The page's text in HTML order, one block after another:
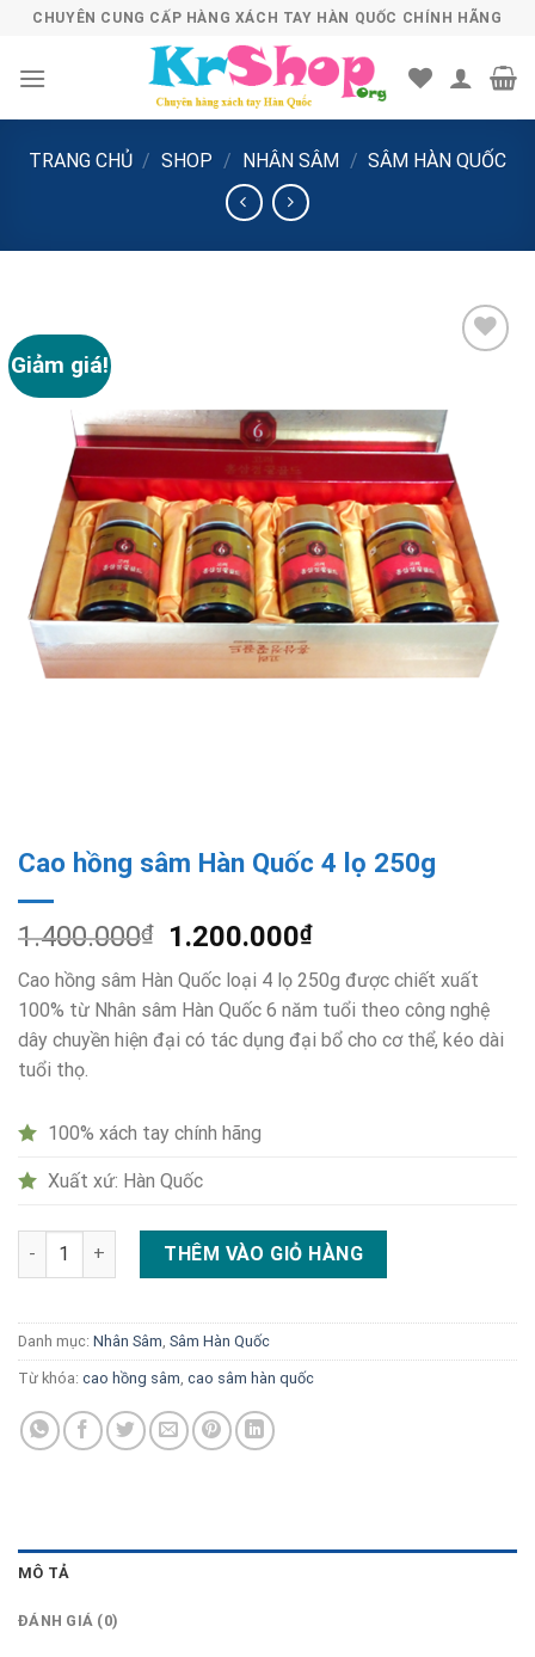
Skip
content
CHUYÊN CUNG CẤP HÀNG XÁCH TAY HÀN QUỐC CHÍNH HÃNG
TRANG CHỦ / SHOP / NHÂN SÂM / SÂM HÀN QUỐC
Giảm giá!
Cao hồng sâm Hàn Quốc 4 lọ 250g
1.400.000₫ 1.200.000₫
Cao hồng sâm Hàn Quốc loại 4 lọ 250g được chiết xuất
100% từ Nhân sâm Hàn Quốc 6 năm tuổi theo công nghệ
dây chuyền hiện đại có tác dụng đại bổ cho cơ thể, kéo dài
tuổi thọ.
100% xách tay chính hãng
Xuất xứ: Hàn Quốc
Cao hồng sâm Hàn Quốc 4 lọ 250g số lượng
THÊM VÀO GIỎ HÀNG
Danh mục: Nhân Sâm Sâm Hàn Quốc
Từ khóa: cao hồng sâm cao sâm hàn quốc
MÔ TẢ
ĐÁNH GIÁ (0)